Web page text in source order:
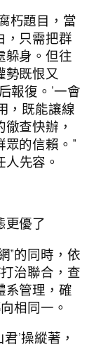
朽題目，當
，只需把群
躲身。但往
勢既恨又
報復。’一會
，既能讓線
查快辦，
的信賴。”
先容。
更優了
”的同時，依
治聯合，查
系管理，確
相同一。
’操縱著，